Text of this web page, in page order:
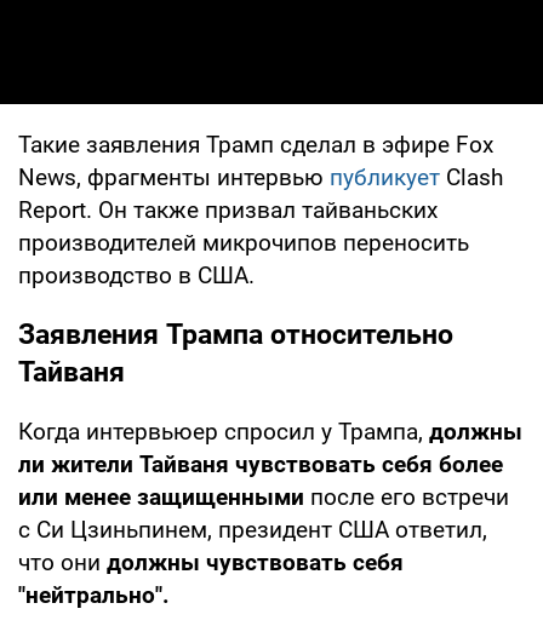
Такие заявления Трамп сделал в эфире Fox
News, фрагменты интервью публикует Clash
Report. Он также призвал тайваньских
производителей микрочипов переносить
производство в США.
Заявления Трампа относительно
Тайваня
Когда интервьюер спросил у Трампа, должны
ли жители Тайваня чувствовать себя более
или менее защищенными после его встречи
с Си Цзиньпинем, президент США ответил,
что они должны чувствовать себя
"нейтрально".